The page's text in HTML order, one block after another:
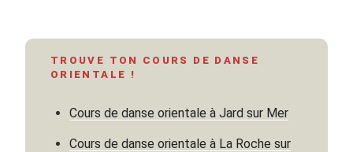
du
ou
l’histoire
TROUVE TON COURS DE DANSE
ORIENTALE !
Cours de danse orientale à Jard sur Mer
Cours de danse orientale à La Roche sur